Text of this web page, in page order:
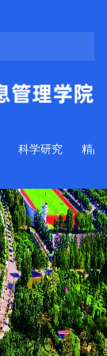
科学研究 精品